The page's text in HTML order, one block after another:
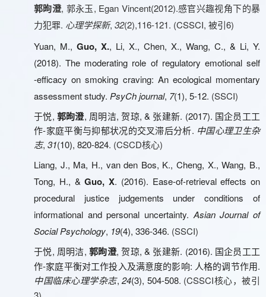
郭昫澄, 郭永玉, Egan Vincent(2012).感官兴趣视角下的暴
力犯罪. 心理学探新, 32(2),116-121. (CSSCI, 被引6)
Yuan, M., Guo, X., Li, X., Chen, X., Wang, C., & Li, Y.
(2018). The moderating role of regulatory emotional self
‐efficacy on smoking craving: An ecological momentary
assessment study. PsyCh journal, 7(1), 5-12. (SSCI)
于悦, 郭昫澄, 周明洁, 贺琼, & 张建新. (2017). 国企员工工
作-家庭平衡与抑郁状况的交叉滞后分析. 中国心理卫生杂
志, 31(10), 820-824. (CSCD核心)
Liang, J., Ma, H., van den Bos, K., Cheng, X., Wang, B.,
Tong, H., &Guo, X. (2016). Ease‐of‐retrieval effects on
procedural justice judgements under conditions of
informational and personal uncertainty. Asian Journal of
Social Psychology, 19(4), 336-346. (SSCI)
于悦, 周明洁,郭昫澄, 贺琼, & 张建新. (2016). 国企员工工
作-家庭平衡对工作投入及满意度的影响: 人格的调节作用.
中国临床心理学杂志,24(3), 504-508. (CSSCI核心，被引